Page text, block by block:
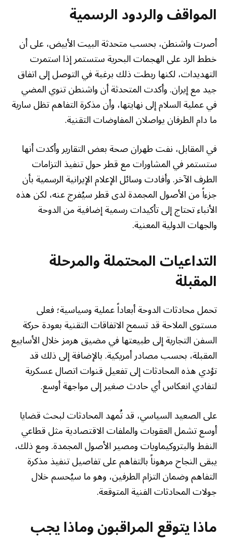
المواقف والردود الرسمية
أصرت واشنطن، بحسب متحدثة البيت الأبيض، على أن
خطط الرد على الهجمات البحرية ستستمر إذا استمرت
التهديدات، لكنها ربطت ذلك برغبة في التوصل إلى اتفاق
جيد مع إيران. وأكدت المتحدثة أن واشنطن تنوي المضي
في عملية السلام إلى نهايتها، وأن مذكرة التفاهم تظل سارية
ما دام الطرفان يواصلان المفاوضات التقنية.
في المقابل، نفت طهران صحة بعض التقارير وأكدت أنها
ستستمر في المشاورات مع قطر حول تنفيذ التزامات
الطرف الآخر. وأفادت وسائل الإعلام الإيرانية الرسمية بأن
جزءاً من الأصول المجمدة لدى قطر سيُفرج عنه، لكن هذه
الأنباء تحتاج إلى تأكيدات رسمية إضافية من الدوحة
والجهات الدولية المعنية.
التداعيات المحتملة والمرحلة
المقبلة
تحمل محادثات الدوحة أبعاداً عملية وسياسية؛ فعلى
مستوى الملاحة قد تسمح الاتفاقات التقنية بعودة حركة
السفن التجارية إلى طبيعتها في مضيق هرمز خلال الأسابيع
المقبلة، بحسب مصادر أمريكية. بالإضافة إلى ذلك قد
تؤدي هذه المحادثات إلى تفعيل قنوات اتصال عسكرية
لتفادي انعكاس أي حادث صغير إلى مواجهة أوسع.
على الصعيد السياسي، قد تُمهد المحادثات لبحث قضايا
أوسع تشمل العقوبات والملفات الاقتصادية مثل قطاعي
النفط والبتروكيماويات ومصير الأصول المجمدة. ومع ذلك،
يبقى النجاح مرهوناً بالتفاهم على تفاصيل تنفيذ مذكرة
التفاهم وضمان التزام الطرفين، وهو ما سيُحسم خلال
جولات المحادثات الفنية المتوقعة.
ماذا يتوقع المراقبون وماذا يجب